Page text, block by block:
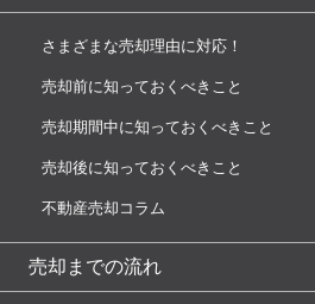
さまざまな売却理由に対応！
売却前に知っておくべきこと
売却期間中に知っておくべきこと
売却後に知っておくべきこと
不動産売却コラム
売却までの流れ